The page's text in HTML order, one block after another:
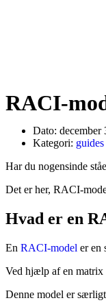
RACI-
Dato: december
Kategori: guides
Har du nogensinde
Det er her, RACI-
Hvad er en
En RACI-model er en
Ved hjælp af en matrix
Denne model er